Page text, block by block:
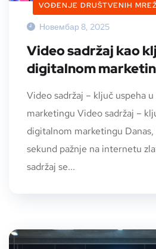
VOĐENJE DRUŠTVENIH
Новембар 8, 2025
Video sadržaj kao
digitalnom
Video sadržaj – ključ uspeha
marketingu Video sadržaj –
digitalnom marketingu Danas,
sekund pažnje na internetu
sadržaj se...